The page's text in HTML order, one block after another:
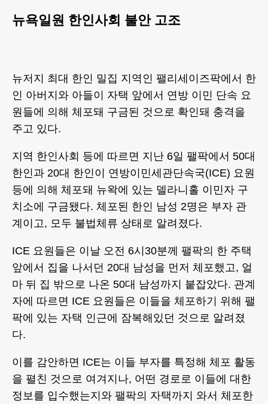
뉴욕일원 한인사회 불안 고조
뉴저지 최대 한인 밀집 지역인 팰리세이즈팍에서 한
인 아버지와 아들이 자택 앞에서 연방 이민 단속 요
원들에 의해 체포돼 구금된 것으로 확인돼 충격을
주고 있다.
지역 한인사회 등에 따르면 지난 6일 팰팍에서 50대
한인과 20대 한인이 연방이민세관단속국(ICE) 요원
등에 의해 체포돼 뉴왁에 있는 델라니홀 이민자 구
치소에 구금됐다. 체포된 한인 남성 2명은 부자 관
계이고, 모두 불법체류 상태로 알려졌다.
ICE 요원들은 이날 오전 6시30분께 팰팍의 한 주택
앞에서 집을 나서던 20대 남성을 먼저 체포했고, 얼
마 뒤 집 밖으로 나온 50대 남성까지 붙잡았다. 관계
자에 따르면 ICE 요원들은 이들을 체포하기 위해 팰
팍에 있는 자택 인근에 잠복해있던 것으로 알려졌
다.
이를 감안하면 ICE는 이들 부자를 특정해 체포 활동
을 펼친 것으로 여겨지나, 어떤 경로로 이들에 대한
정보를 입수했는지와 팰팍의 자택까지 와서 체포한